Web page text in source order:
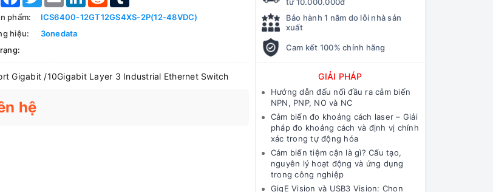
phẩm:
ICS6400-12GT12GS4XS-2P(12-48VDC)
hiệu:
3onedata
Gigabit /10Gigabit Layer 3 Industrial Ethernet Switch
hệ
từ 10.000.000đ
Bảo hành 1 năm do lỗi nhà sản
xuất
Cam kết 100% chính hãng
GIẢI PHÁP
Hướng dẫn đấu nối đầu ra cảm biến
NPN, PNP, NO và NC
Cảm biến đo khoảng cách laser – Giải
pháp đo khoảng cách và định vị chính
xác trong tự động hóa
Cảm biến tiệm cận là gì? Cấu tạo,
nguyên lý hoạt động và ứng dụng
trong công nghiệp
GigE Vision và USB3 Vision: Chọn